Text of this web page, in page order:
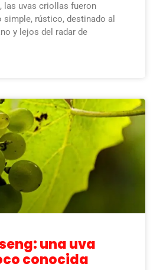
las uvas criollas fueron
simple, rústico, destinado al
y lejos del radar de
una uva
conocida